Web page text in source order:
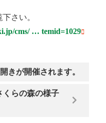
さい。
cms/ … temid=1029
きが開催されます。
くらの森の様子